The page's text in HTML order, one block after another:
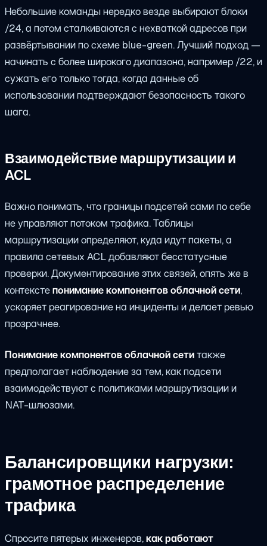
Небольшие команды нередко везде выбирают блоки
/24, а потом сталкиваются с нехваткой адресов при
развёртывании по схеме blue-green. Лучший подход —
начинать с более широкого диапазона, например /22, и
сужать его только тогда, когда данные об
использовании подтверждают безопасность такого
шага.
Взаимодействие маршрутизации и
ACL
Важно понимать, что границы подсетей сами по себе
не управляют потоком трафика. Таблицы
маршрутизации определяют, куда идут пакеты, а
правила сетевых ACL добавляют бесстатусные
проверки. Документирование этих связей, опять же в
контекстепонимание компонентов облачной сети,
ускоряет реагирование на инциденты и делает ревью
прозрачнее.
Понимание компонентов облачной сетитакже
предполагает наблюдение за тем, как подсети
взаимодействуют с политиками маршрутизации и
NAT-шлюзами.
Балансировщики нагрузки:
грамотное распределение
трафика
Спросите пятерых инженеров,как работают